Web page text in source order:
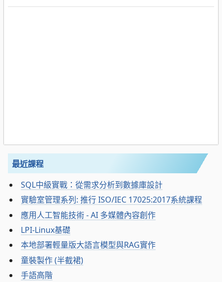
最近課程
SQL中級實戰：從需求分析到數據庫設計
實驗室管理系列: 推行 ISO/IEC 17025:2017系統課程
應用人工智能技術 - AI 多媒體內容創作
LPI-Linux基礎
本地部署輕量版大語言模型與RAG實作
童裝製作 (半截裙)
手語高階